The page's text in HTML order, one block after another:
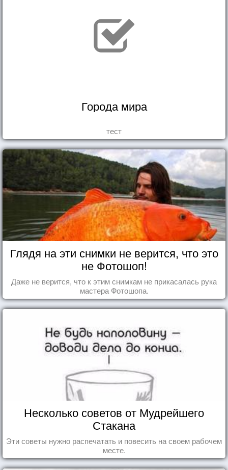
Города мира
тест
Глядя на эти снимки не верится, что это
не Фотошоп!
Даже не верится, что к этим снимкам не прикасалась рука
мастера Фотошопа.
Несколько советов от Мудрейшего
Стакана
Эти советы нужно распечатать и повесить на своем рабочем
месте.